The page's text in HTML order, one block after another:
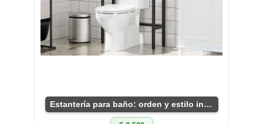
Estantería para baño: orden y estilo integrados